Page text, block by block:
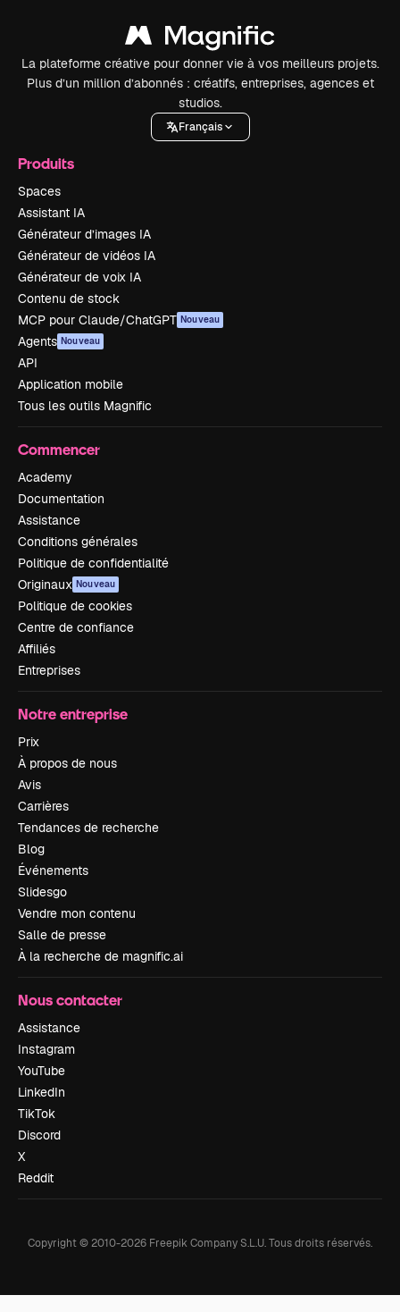
La plateforme créative pour donner vie à vos meilleurs projets.
Plus d’un million d’abonnés : créatifs, entreprises, agences et
studios.
Français
Produits
Spaces
Assistant IA
Générateur d’images IA
Générateur de vidéos IA
Générateur de voix IA
Contenu de stock
MCP pour Claude/ChatGPT Nouveau
Agents Nouveau
API
Application mobile
Tous les outils Magnific
Commencer
Academy
Documentation
Assistance
Conditions générales
Politique de confidentialité
Originaux Nouveau
Politique de cookies
Centre de confiance
Affiliés
Entreprises
Notre entreprise
Prix
À propos de nous
Avis
Carrières
Tendances de recherche
Blog
Événements
Slidesgo
Vendre mon contenu
Salle de presse
À la recherche de magnific.ai
Nous contacter
Assistance
Instagram
YouTube
LinkedIn
TikTok
Discord
X
Reddit
Copyright © 2010-2026 Freepik Company S.L.U.Tous droits réservés.